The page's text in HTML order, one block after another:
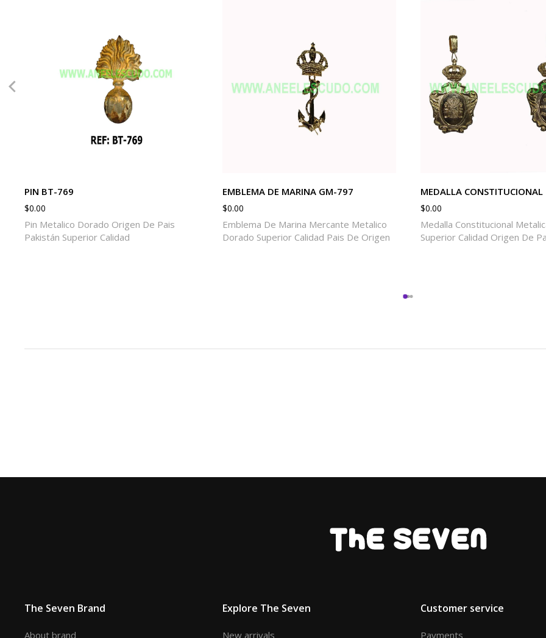
PIN BT-769
$0.00
Pin Metalico Dorado Origen De Pais
Pakistán Superior Calidad
EMBLEMA DE MARINA GM-797
$0.00
Emblema De Marina Mercante Metalico
Dorado Superior Calidad Pais De Origen
MEDALLA
$0.00
Medalla Constitucional
Superior Calidad Origen De
The Seven Brand
About brand
Explore The Seven
New arrivals
Customer service
Payments